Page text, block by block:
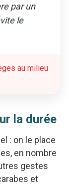
par un
le
au milieu
la durée
: on le place
en nombre
gestes
et